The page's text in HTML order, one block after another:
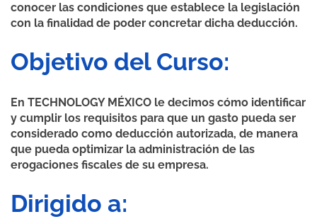
conocer las condiciones que establece la legislación
con la finalidad de poder concretar dicha deducción.
Objetivo del Curso:
En TECHNOLOGY MÉXICO le decimos cómo identificar
y cumplir los requisitos para que un gasto pueda ser
considerado como deducción autorizada, de manera
que pueda optimizar la administración de las
erogaciones fiscales de su empresa.
Dirigido a: